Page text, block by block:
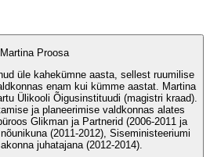
Martina Proosa
üle kahekümne aasta, sellest ruumilise
enam kui kümme aastat. Martina
Ülikooli Õigusinstituudi (magistri kraad).
ja planeerimise valdkonnas alates
Glikman ja Partnerid (2006-2011 ja
(2011-2012), Siseministeeriumi
juhatajana (2012-2014).